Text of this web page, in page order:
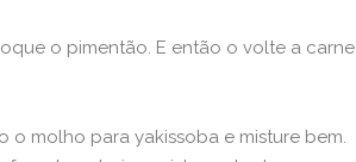
o pimentão. E então o volte a carne
o molho para yakissoba e misture bem.